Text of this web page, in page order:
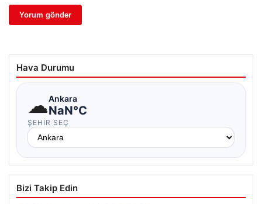
Hava Durumu
☁Ankara
NaN°C
ŞEHIR SEÇ
Bizi Takip Edin